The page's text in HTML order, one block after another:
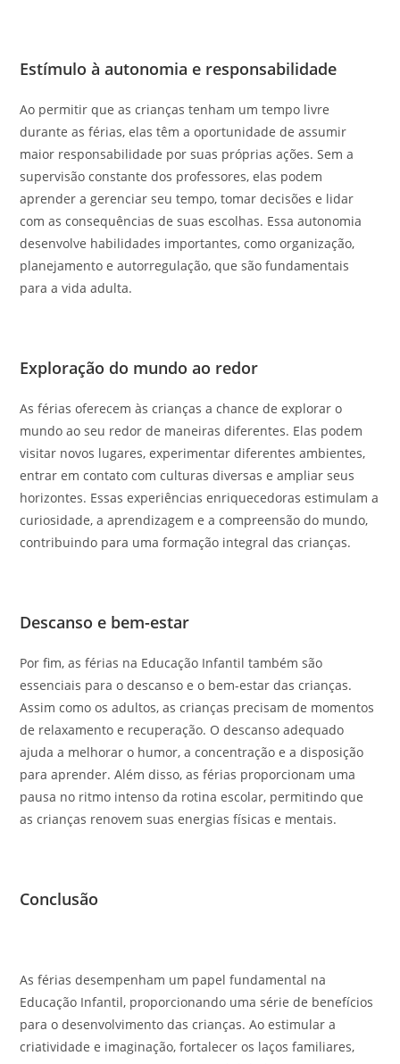
Estímulo à autonomia e responsabilidade
Ao permitir que as crianças tenham um tempo livre
durante as férias, elas têm a oportunidade de assumir
maior responsabilidade por suas próprias ações. Sem a
supervisão constante dos professores, elas podem
aprender a gerenciar seu tempo, tomar decisões e lidar
com as consequências de suas escolhas. Essa autonomia
desenvolve habilidades importantes, como organização,
planejamento e autorregulação, que são fundamentais
para a vida adulta.
Exploração do mundo ao redor
As férias oferecem às crianças a chance de explorar o
mundo ao seu redor de maneiras diferentes. Elas podem
visitar novos lugares, experimentar diferentes ambientes,
entrar em contato com culturas diversas e ampliar seus
horizontes. Essas experiências enriquecedoras estimulam a
curiosidade, a aprendizagem e a compreensão do mundo,
contribuindo para uma formação integral das crianças.
Descanso e bem-estar
Por fim, as férias na Educação Infantil também são
essenciais para o descanso e o bem-estar das crianças.
Assim como os adultos, as crianças precisam de momentos
de relaxamento e recuperação. O descanso adequado
ajuda a melhorar o humor, a concentração e a disposição
para aprender. Além disso, as férias proporcionam uma
pausa no ritmo intenso da rotina escolar, permitindo que
as crianças renovem suas energias físicas e mentais.
Conclusão
As férias desempenham um papel fundamental na
Educação Infantil, proporcionando uma série de benefícios
para o desenvolvimento das crianças. Ao estimular a
criatividade e imaginação, fortalecer os laços familiares,